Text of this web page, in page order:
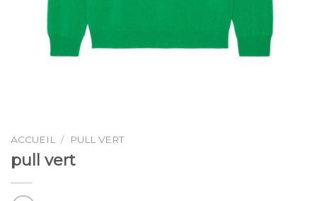
ACCUEIL / PULL VERT
pull vert